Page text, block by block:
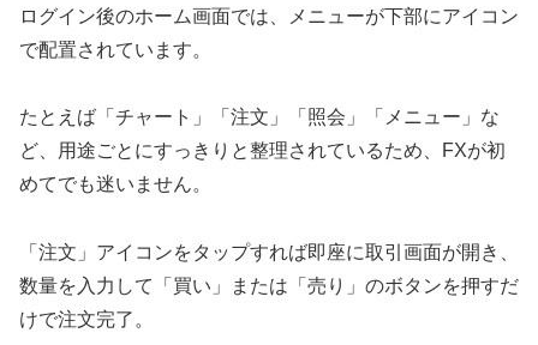
ログイン後のホーム画面では、メニューが下部にアイコン
で配置されています。
たとえば「チャート」「注文」「照会」「メニュー」な
ど、用途ごとにすっきりと整理されているため、FXが初
めてでも迷いません。
「注文」アイコンをタップすれば即座に取引画面が開き、
数量を入力して「買い」または「売り」のボタンを押すだ
けで注文完了。